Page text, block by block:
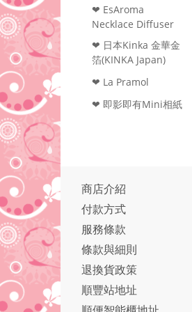
❤ EsAroma
Necklace Diffuser
❤ 日本Kinka 金華金
箔(KINKA Japan)
❤ La Pramol
❤ 即影即有Mini相紙
商店介紹
付款方式
服務條款
條款與細則
退換貨政策
順豐站地址